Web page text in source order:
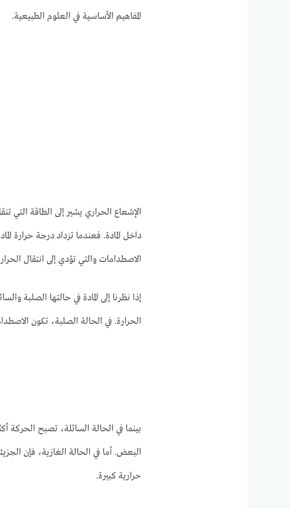
المفاهيم الأساسية في العلوم الطبيعية.
الإشعاع الحراري يشير إلى الطاقة
داخل المادة. فعندما تزداد درجة حرارة
الاصطدامات والتي تؤدي إلى انتقال
إذا نظرنا إلى المادة في حالتها الصلبة
الحرارة. في الحالة الصلبة، تكون
بينما في الحالة السائلة، تصبح الحركة
البعض. أما في الحالة الغازية، فإن
حرارية كبيرة.